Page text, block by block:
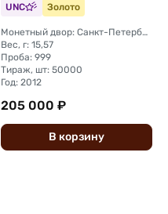
UNC Золото
Монетный двор: Санкт-Петербургский (СПМД)
Вес, г: 15,57
Проба: 999
Тираж, шт: 50000
Год: 2012
205 000 ₽
В корзину